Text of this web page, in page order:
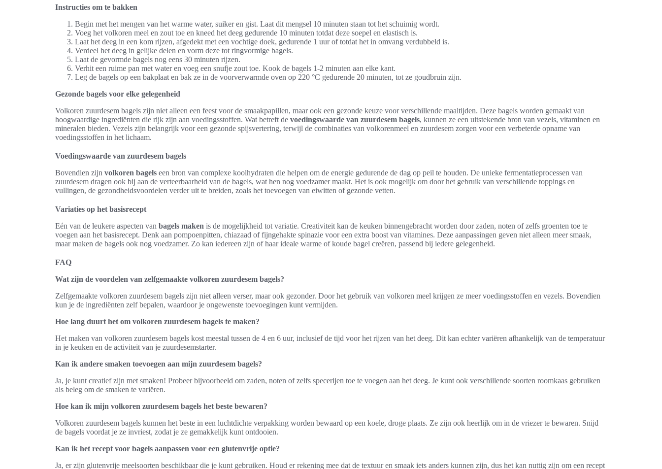
Instructies om te bakken
Begin met het mengen van het warme water, suiker en gist. Laat dit mengsel 10 minuten staan tot het schuimig wordt.
Voeg het volkoren meel en zout toe en kneed het deeg gedurende 10 minuten totdat deze soepel en elastisch is.
Laat het deeg in een kom rijzen, afgedekt met een vochtige doek, gedurende 1 uur of totdat het in omvang verdubbeld is.
Verdeel het deeg in gelijke delen en vorm deze tot ringvormige bagels.
Laat de gevormde bagels nog eens 30 minuten rijzen.
Verhit een ruime pan met water en voeg een snufje zout toe. Kook de bagels 1-2 minuten aan elke kant.
Leg de bagels op een bakplaat en bak ze in de voorverwarmde oven op 220 °C gedurende 20 minuten, tot ze goudbruin zijn.
Gezonde bagels voor elke gelegenheid
Volkoren zuurdesem bagels zijn niet alleen een feest voor de smaakpapillen, maar ook een gezonde keuze voor verschillende maaltijden. Deze bagels worden gemaakt van
hoogwaardige ingrediënten die rijk zijn aan voedingsstoffen. Wat betreft de voedingswaarde van zuurdesem bagels, kunnen ze een uitstekende bron van vezels, vitaminen en
mineralen bieden. Vezels zijn belangrijk voor een gezonde spijsvertering, terwijl de combinaties van volkorenmeel en zuurdesem zorgen voor een verbeterde opname van
voedingsstoffen in het lichaam.
Voedingswaarde van zuurdesem bagels
Bovendien zijn volkoren bagels een bron van complexe koolhydraten die helpen om de energie gedurende de dag op peil te houden. De unieke fermentatieprocessen van
zuurdesem dragen ook bij aan de verteerbaarheid van de bagels, wat hen nog voedzamer maakt. Het is ook mogelijk om door het gebruik van verschillende toppings en
vullingen, de gezondheidsvoordelen verder uit te breiden, zoals het toevoegen van eiwitten of gezonde vetten.
Variaties op het basisrecept
Eén van de leukere aspecten van bagels maken is de mogelijkheid tot variatie. Creativiteit kan de keuken binnengebracht worden door zaden, noten of zelfs groenten toe te
voegen aan het basisrecept. Denk aan pompoenpitten, chiazaad of fijngehakte spinazie voor een extra boost van vitamines. Deze aanpassingen geven niet alleen meer smaak,
maar maken de bagels ook nog voedzamer. Zo kan iedereen zijn of haar ideale warme of koude bagel creëren, passend bij iedere gelegenheid.
FAQ
Wat zijn de voordelen van zelfgemaakte volkoren zuurdesem bagels?
Zelfgemaakte volkoren zuurdesem bagels zijn niet alleen verser, maar ook gezonder. Door het gebruik van volkoren meel krijgen ze meer voedingsstoffen en vezels. Bovendien
kun je de ingrediënten zelf bepalen, waardoor je ongewenste toevoegingen kunt vermijden.
Hoe lang duurt het om volkoren zuurdesem bagels te maken?
Het maken van volkoren zuurdesem bagels kost meestal tussen de 4 en 6 uur, inclusief de tijd voor het rijzen van het deeg. Dit kan echter variëren afhankelijk van de temperatuur
in je keuken en de activiteit van je zuurdesemstarter.
Kan ik andere smaken toevoegen aan mijn zuurdesem bagels?
Ja, je kunt creatief zijn met smaken! Probeer bijvoorbeeld om zaden, noten of zelfs specerijen toe te voegen aan het deeg. Je kunt ook verschillende soorten roomkaas gebruiken
als beleg om de smaken te variëren.
Hoe kan ik mijn volkoren zuurdesem bagels het beste bewaren?
Volkoren zuurdesem bagels kunnen het beste in een luchtdichte verpakking worden bewaard op een koele, droge plaats. Ze zijn ook heerlijk om in de vriezer te bewaren. Snijd
de bagels voordat je ze invriest, zodat je ze gemakkelijk kunt ontdooien.
Kan ik het recept voor bagels aanpassen voor een glutenvrije optie?
Ja, er zijn glutenvrije meelsoorten beschikbaar die je kunt gebruiken. Houd er rekening mee dat de textuur en smaak iets anders kunnen zijn, dus het kan nuttig zijn om een recept